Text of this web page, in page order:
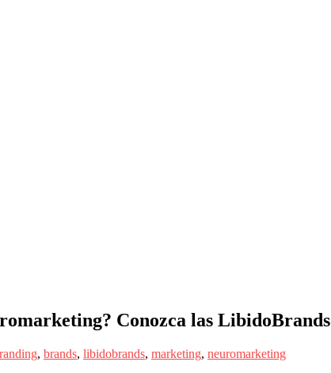
Conozca las LibidoBrands
, brands, libidobrands, marketing, neuromarketing